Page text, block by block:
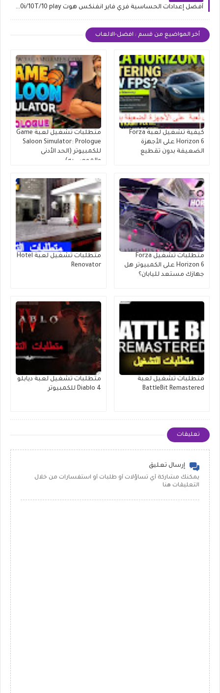
أفضل إعدادات الحساسية فري فاير انفنكس هوت Infinix Hot 10/10i/10T/10 play
أخر المواضيع من قسم : افضل-الالعاب
كيفية تشغيل لعبة Forza
Horizon 6 على الأجهزة
الضعيفة بدون تقطيع
متطلبات تشغيل لعبة Game
Saloon Simulator: Prologue
للكمبيوتر (الحد الأدنى
والموصى به)
متطلبات تشغيل Forza
Horizon 6 على الكمبيوتر هل
جهازك مستعد لليابان؟
متطلبات تشغيل لعبة Hotel
Renovator
متطلبات تشغيل لعبة
BattleBit Remastered
متطلبات تشغيل لعبة ديابلو
Diablo 4 للكمبيوتر
تعليقات
إرسال تعليق
يمكنك مشاركة أي تساؤلات أو طلبات أو استفسارات من خلال
التعليقات هنا